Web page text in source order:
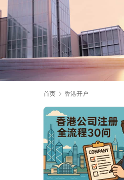
首页 香港开户